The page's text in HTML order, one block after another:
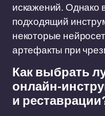
искажений. Однако
подходящий
некоторые
артефакты при
Как выбрать
онлайн-
и